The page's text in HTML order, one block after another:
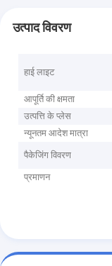
उत्पाद विवरण
हाई लाइट
आपूर्ति की क्षमता
उत्पत्ति के प्लेस
न्यूनतम आदेश मात्रा
पैकेजिंग विवरण
प्रमाणन